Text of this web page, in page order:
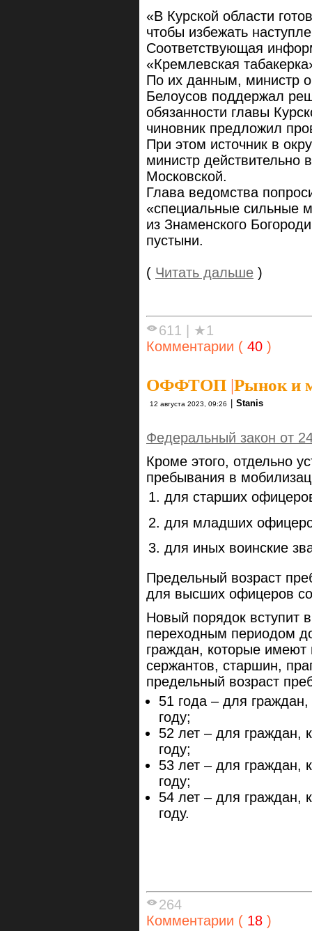
«В Курской области
чтобы избежать
Соответствующая
«Кремлевская
По их данным, министр
Белоусов поддержал
обязанности главы
чиновник предложил
При этом источник в
министр
Московской.
Глава ведомства
«специальные сильные
из Знаменского
пустыни.
( Читать дальше )
611
★1
Комментарии ( 40 )
ОФФТОП |Рынок и
12 августа 2023, 09:26 Stanis
Федеральный закон от
Кроме этого, отдельно
пребывания в
для старших
для младших
для иных воинские
Предельный возраст
для высших офицеров
Новый порядок вступит
переходным пeриодом
граждан, которые имеют
сержантов, старшин,
предельный возраст
51 года – для
году;
52 лет – для граждан,
году;
53 лет – для граждан,
году;
54 лет – для граждан,
году.
264
Комментарии ( 18 )